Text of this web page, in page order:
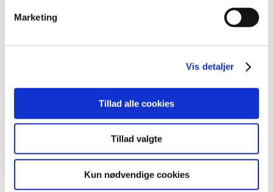
Marketing
Vis detaljer
Tillad alle cookies
Tillad valgte
Kun nødvendige cookies